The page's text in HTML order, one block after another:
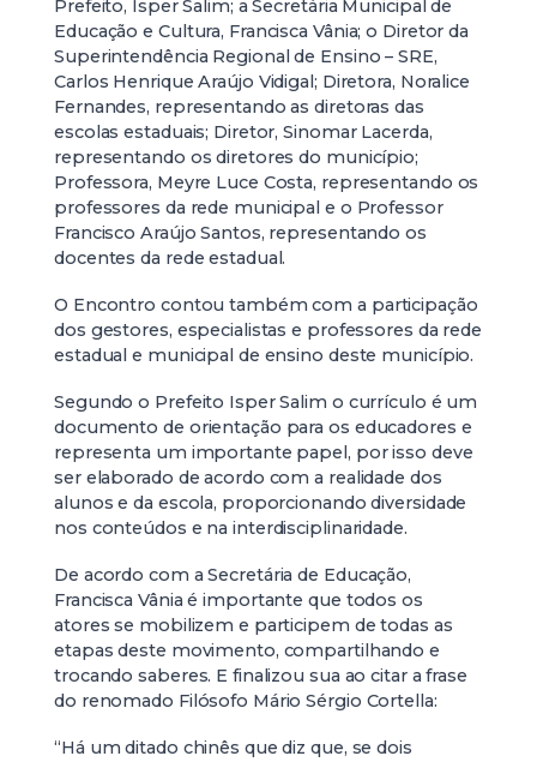
Prefeito, Isper Salim; a Secretária Municipal de
Educação e Cultura, Francisca Vânia; o Diretor da
Superintendência Regional de Ensino – SRE,
Carlos Henrique Araújo Vidigal; Diretora, Noralice
Fernandes, representando as diretoras das
escolas estaduais; Diretor, Sinomar Lacerda,
representando os diretores do município;
Professora, Meyre Luce Costa, representando os
professores da rede municipal e o Professor
Francisco Araújo Santos, representando os
docentes da rede estadual.
O Encontro contou também com a participação
dos gestores, especialistas e professores da rede
estadual e municipal de ensino deste município.
Segundo o Prefeito Isper Salim o currículo é um
documento de orientação para os educadores e
representa um importante papel, por isso deve
ser elaborado de acordo com a realidade dos
alunos e da escola, proporcionando diversidade
nos conteúdos e na interdisciplinaridade.
De acordo com a Secretária de Educação,
Francisca Vânia é importante que todos os
atores se mobilizem e participem de todas as
etapas deste movimento, compartilhando e
trocando saberes. E finalizou sua ao citar a frase
do renomado Filósofo Mário Sérgio Cortella:
“Há um ditado chinês que diz que, se dois